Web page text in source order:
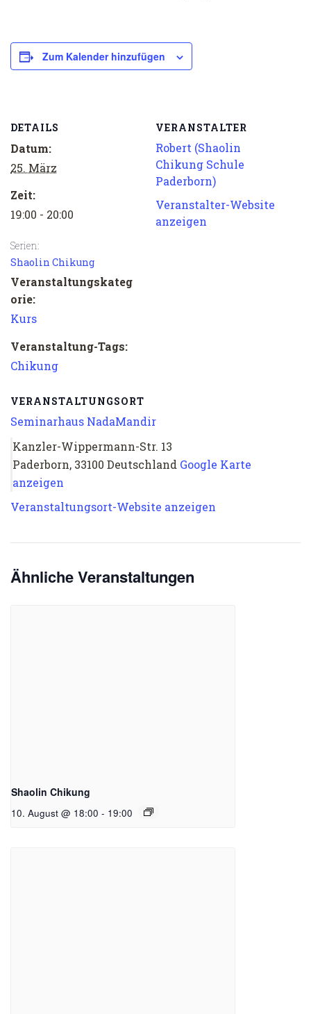
Zum Kalender hinzufügen
DETAILS
Datum:
25. März
Zeit:
19:00 - 20:00
Serien:
Shaolin Chikung
Veranstaltungskateg
orie:
Kurs
Veranstaltung-Tags:
Chikung
VERANSTALTUNGSORT
Seminarhaus NadaMandir
Kanzler-Wippermann-Str. 13
Paderborn, 33100 Deutschland Google Karte
anzeigen
Veranstaltungsort-Website anzeigen
VERANSTALTER
Robert (Shaolin
Chikung Schule
Paderborn)
Veranstalter-Website
anzeigen
Ähnliche Veranstaltungen
Shaolin Chikung
10. August @ 18:00 - 19:00